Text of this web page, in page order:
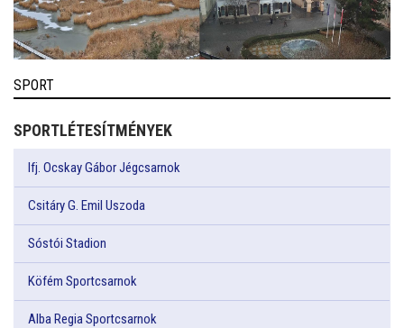
SPORT
SPORTLÉTESÍTMÉNYEK
Ifj. Ocskay Gábor Jégcsarnok
Csitáry G. Emil Uszoda
Sóstói Stadion
Köfém Sportcsarnok
Alba Regia Sportcsarnok